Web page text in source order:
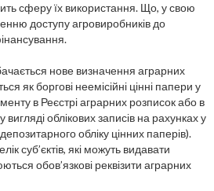
сферу їх використання. Що, у свою
доступу агровиробників до
нове визначення аграрних
як боргові неемісійні цінні папери у
в Реєстрі аграрних розписок або в
облікових записів на рахунках у
обліку цінних паперів).
суб’єктів, які можуть видавати
обов’язкові реквізити аграрних